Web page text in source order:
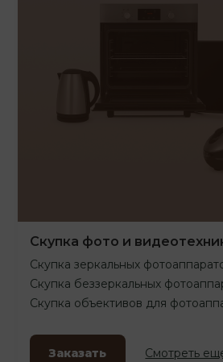
Скупка фото и
Скупка зеркальных
Скупка беззеркальных
Скупка объективов для
Заказать Смотреть